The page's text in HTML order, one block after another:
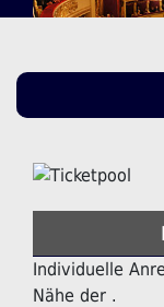
Individuelle
Nähe der .